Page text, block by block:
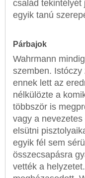
család tekintélyét
egyik tanú
Párbajok
Wahrmann
szemben.
ennek lett az
nélkülözte a
többször is
vagy a
elsütni
egyik fél sem
összecsapásra
vették a